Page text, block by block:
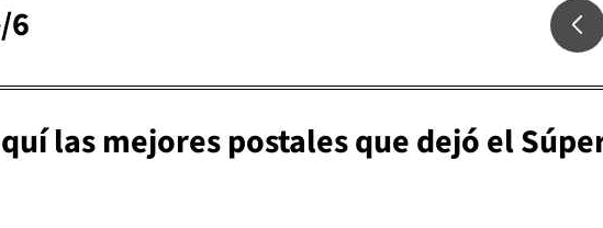
6
las mejores postales que dejó el